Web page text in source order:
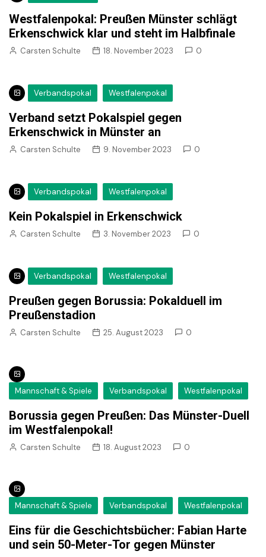
Westfalenpokal: Preußen Münster schlägt
Erkenschwick klar und steht im Halbfinale
Carsten Schulte 18. November 2023 0
Verbandspokal Westfalenpokal
Verband setzt Pokalspiel gegen
Erkenschwick in Münster an
Carsten Schulte 9. November 2023 0
Verbandspokal Westfalenpokal
Kein Pokalspiel in Erkenschwick
Carsten Schulte 3. November 2023 0
Verbandspokal Westfalenpokal
Preußen gegen Borussia: Pokalduell im
Preußenstadion
Carsten Schulte 25. August 2023 0
Mannschaft & Spiele Verbandspokal Westfalenpokal
Borussia gegen Preußen: Das Münster-Duell
im Westfalenpokal!
Carsten Schulte 18. August 2023 0
Mannschaft & Spiele Verbandspokal Westfalenpokal
Eins für die Geschichtsbücher: Fabian Harte
und sein 50-Meter-Tor gegen Münster